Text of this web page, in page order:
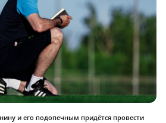
и его подопечным придётся провести